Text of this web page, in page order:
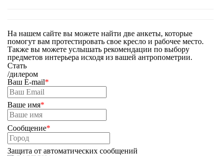
На нашем сайте вы можете найти две анкеты, которые
помогут вам протестировать свое кресло и рабочее место.
Также вы можете услышать рекомендации по выбору
предметов интерьера исходя из вашей антропометрии.
Стать
/дилером
Ваш E-mail*
Ваше имя*
Сообщение*
Защита от автоматических сообщений